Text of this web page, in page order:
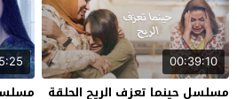
00:39:10
مسلسل حينما تعزف الريح الحلقة